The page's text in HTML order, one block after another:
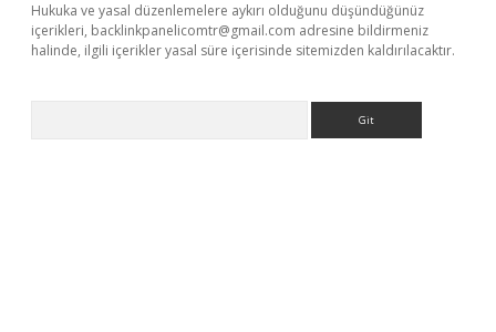
Hukuka ve yasal düzenlemelere aykırı olduğunu düşündüğünüz
içerikleri, backlinkpanelicomtr@gmail.com adresine bildirmeniz
halinde, ilgili içerikler yasal süre içerisinde sitemizden kaldırılacaktır.